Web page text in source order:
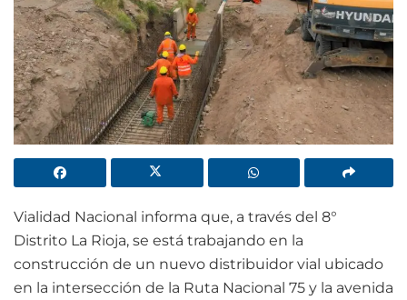
Vialidad Nacional informa que, a través del 8°
Distrito La Rioja, se está trabajando en la
construcción de un nuevo distribuidor vial ubicado
en la intersección de la Ruta Nacional 75 y la avenida